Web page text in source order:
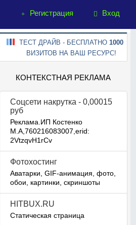
Вход
Регистрация
ТЕСТ ДРАЙВ - БЕСПЛАТНО 1000
ВИЗИТОВ НА ВАШ РЕСУРС!
КОНТЕКСТНАЯ РЕКЛАМА
Соцсети накрутка - 0,00015
руб
Реклама.ИП Костенко
М.А,760216083007,erid:
2VtzqvH1rCv
Фотохостинг
Аватарки, GIF-анимация, фото,
обои, картинки, скриншоты
HITBUX.RU
Статическая страница